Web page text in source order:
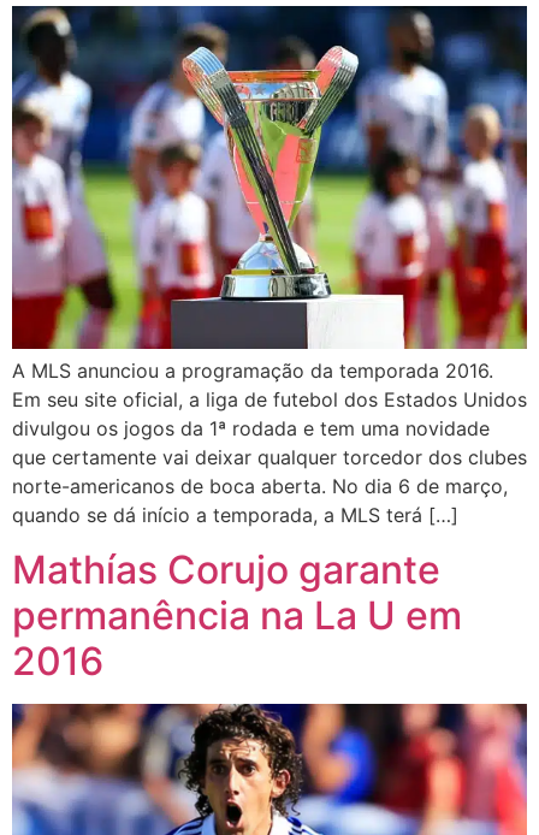
A MLS anunciou a programação da temporada 2016.
Em seu site oficial, a liga de futebol dos Estados Unidos
divulgou os jogos da 1ª rodada e tem uma novidade
que certamente vai deixar qualquer torcedor dos clubes
norte-americanos de boca aberta. No dia 6 de março,
quando se dá início a temporada, a MLS terá […]
Mathías Corujo garante
permanência na La U em
2016